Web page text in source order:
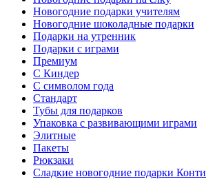
Новогодние подарки учителям
Новогодние шоколадные подарки
Подарки на утренник
Подарки с играми
Премиум
С Киндер
С символом года
Стандарт
Тубы для подарков
Упаковка с развивающими играми
Элитные
Пакеты
Рюкзаки
Сладкие новогодние подарки Конти